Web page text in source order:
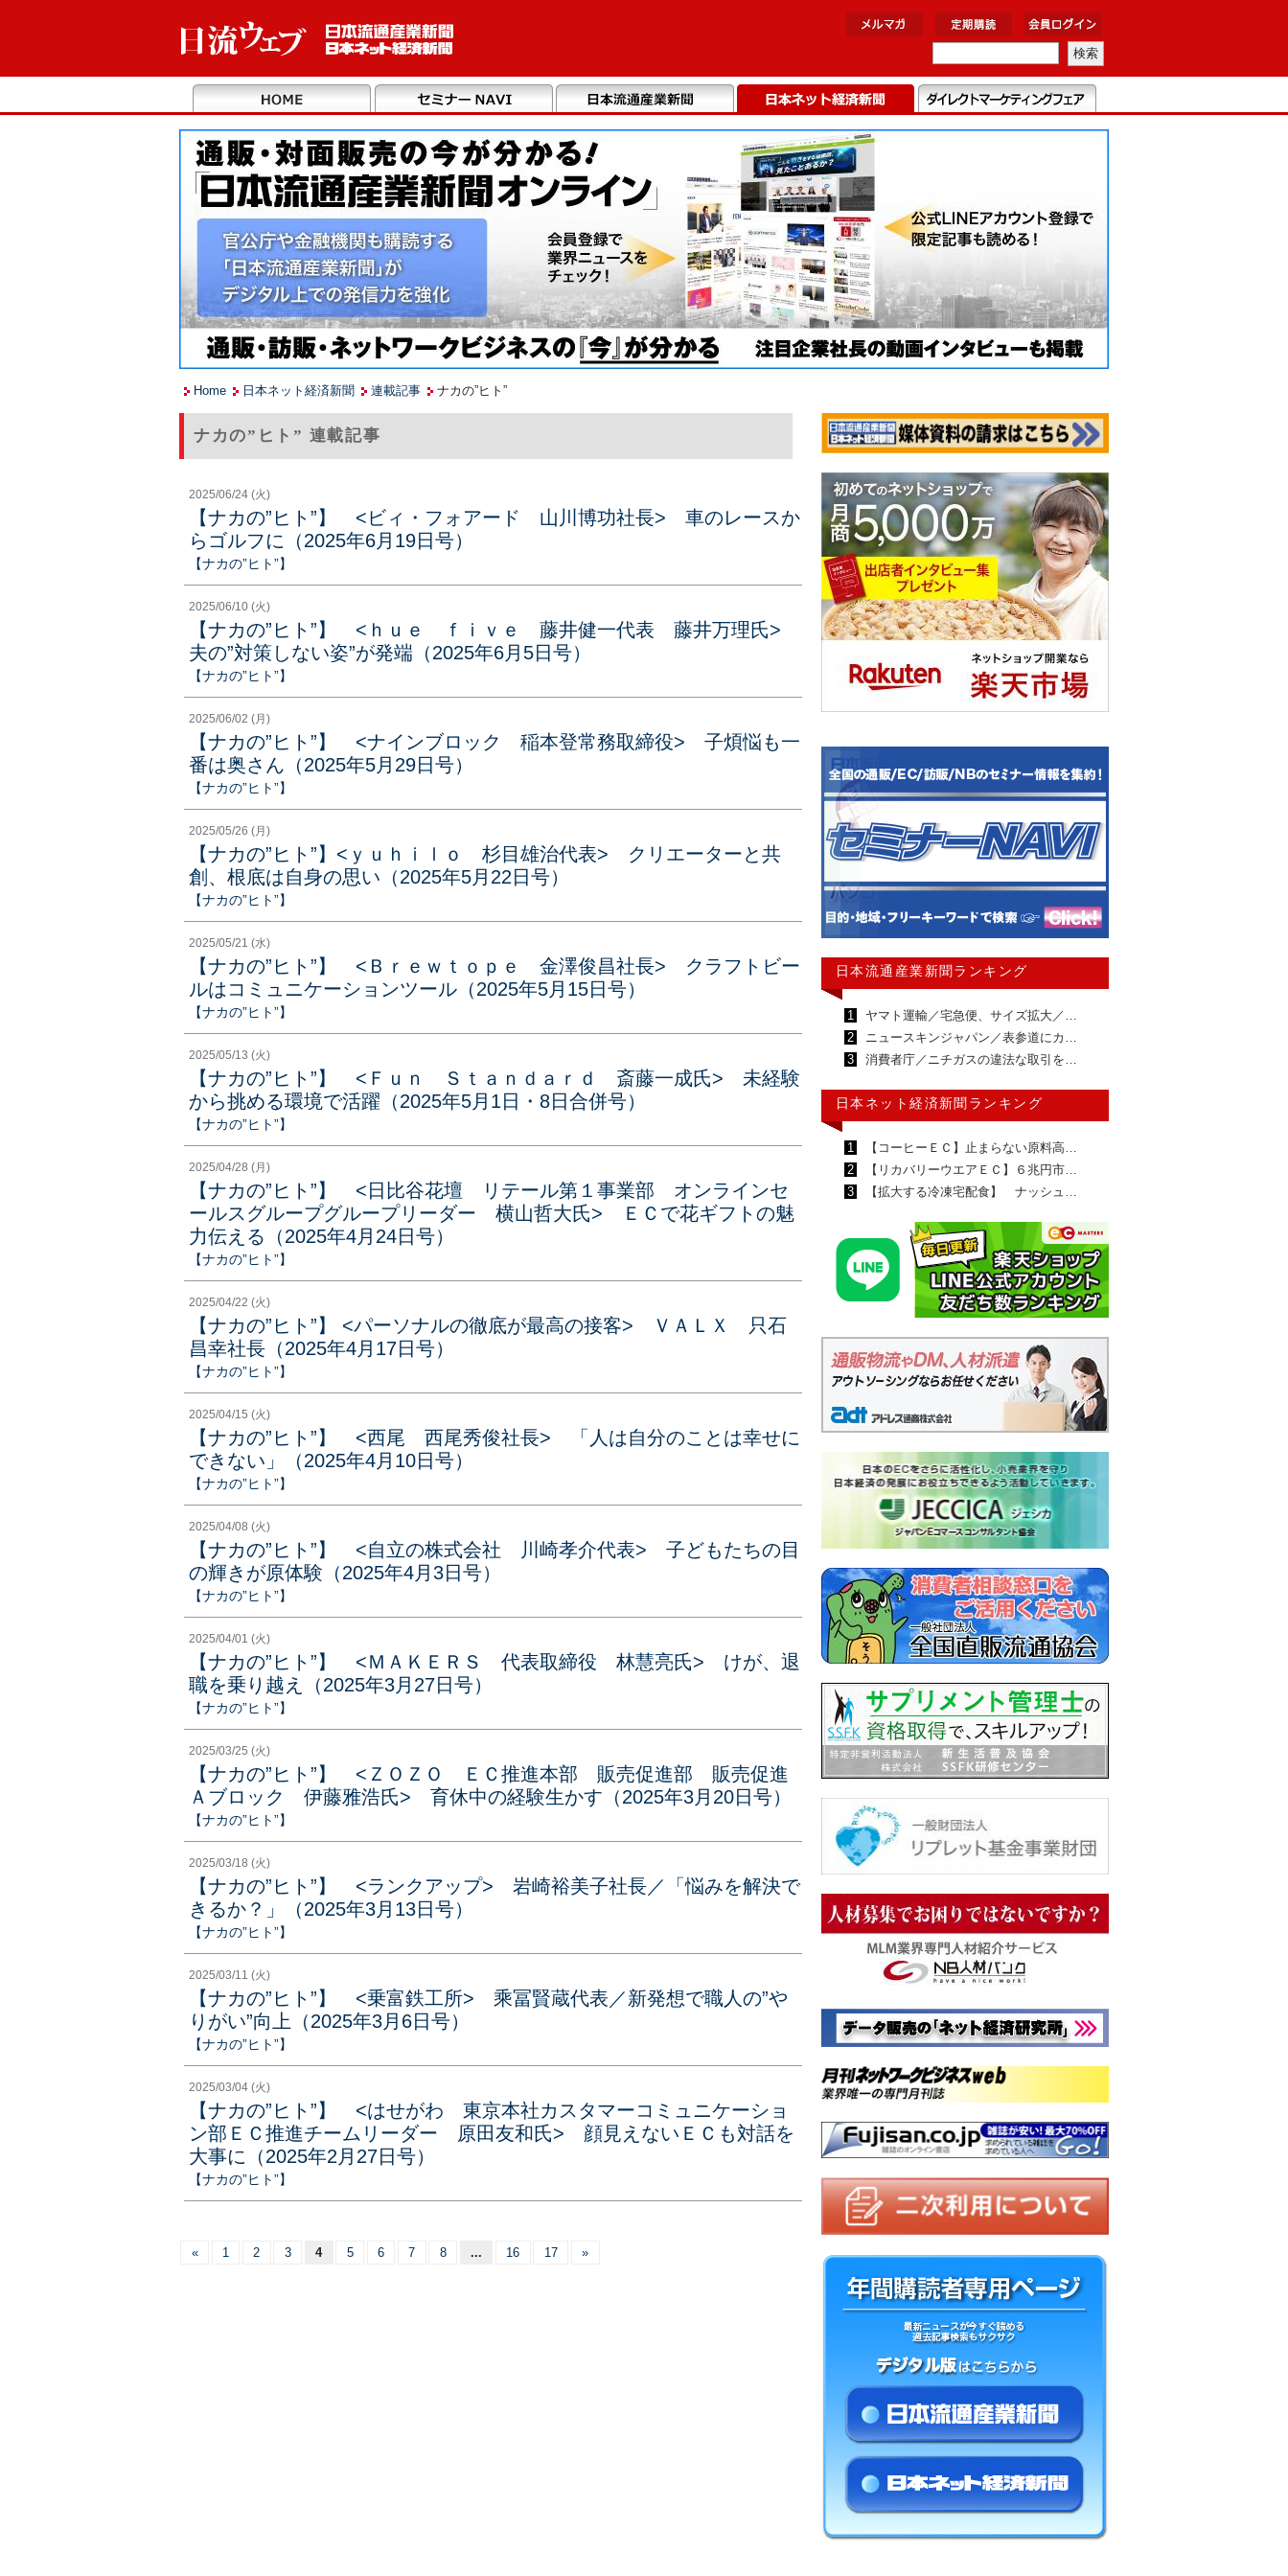
Home 日本ネット経済新聞 連載記事 ナカの”ヒト”
ナカの”ヒト” 連載記事
2025/06/24 (火)
【ナカの”ヒト”】 <ビィ・フォアード 山川博功社長> 車のレースか
らゴルフに（2025年6月19日号）
【ナカの”ヒト”】
2025/06/10 (火)
【ナカの”ヒト”】 <ｈｕｅ ｆｉｖｅ 藤井健一代表 藤井万理氏>
夫の”対策しない姿”が発端（2025年6月5日号）
【ナカの”ヒト”】
2025/06/02 (月)
【ナカの”ヒト”】 <ナインブロック 稲本登常務取締役> 子煩悩も一
番は奥さん（2025年5月29日号）
【ナカの”ヒト”】
2025/05/26 (月)
【ナカの”ヒト”】<ｙｕｈｉｌｏ 杉目雄治代表> クリエーターと共
創、根底は自身の思い（2025年5月22日号）
【ナカの”ヒト”】
2025/05/21 (水)
【ナカの”ヒト”】 <Ｂｒｅｗｔｏｐｅ 金澤俊昌社長> クラフトビー
ルはコミュニケーションツール（2025年5月15日号）
【ナカの”ヒト”】
2025/05/13 (火)
【ナカの”ヒト”】 <Ｆｕｎ Ｓｔａｎｄａｒｄ 斎藤一成氏> 未経験
から挑める環境で活躍（2025年5月1日・8日合併号）
【ナカの”ヒト”】
2025/04/28 (月)
【ナカの”ヒト”】 <日比谷花壇 リテール第１事業部 オンラインセ
ールスグループグループリーダー 横山哲大氏> ＥＣで花ギフトの魅
力伝える（2025年4月24日号）
【ナカの”ヒト”】
2025/04/22 (火)
【ナカの”ヒト”】 <パーソナルの徹底が最高の接客> ＶＡＬＸ 只石
昌幸社長（2025年4月17日号）
【ナカの”ヒト”】
2025/04/15 (火)
【ナカの”ヒト”】 <西尾 西尾秀俊社長> 「人は自分のことは幸せに
できない」（2025年4月10日号）
【ナカの”ヒト”】
2025/04/08 (火)
【ナカの”ヒト”】 <自立の株式会社 川崎孝介代表> 子どもたちの目
の輝きが原体験（2025年4月3日号）
【ナカの”ヒト”】
2025/04/01 (火)
【ナカの”ヒト”】 <ＭＡＫＥＲＳ 代表取締役 林慧亮氏> けが、退
職を乗り越え（2025年3月27日号）
【ナカの”ヒト”】
2025/03/25 (火)
【ナカの”ヒト”】 <ＺＯＺＯ ＥＣ推進本部 販売促進部 販売促進
Ａブロック 伊藤雅浩氏> 育休中の経験生かす（2025年3月20日号）
【ナカの”ヒト”】
2025/03/18 (火)
【ナカの”ヒト”】 <ランクアップ> 岩崎裕美子社長／「悩みを解決で
きるか？」（2025年3月13日号）
【ナカの”ヒト”】
2025/03/11 (火)
【ナカの”ヒト”】 <乗富鉄工所> 乘冨賢蔵代表／新発想で職人の”や
りがい”向上（2025年3月6日号）
【ナカの”ヒト”】
2025/03/04 (火)
【ナカの”ヒト”】 <はせがわ 東京本社カスタマーコミュニケーショ
ン部ＥＣ推進チームリーダー 原田友和氏> 顔見えないＥＣも対話を
大事に（2025年2月27日号）
【ナカの”ヒト”】
« 1 2 3 4 5 6 7 8 ... 16 17 »
日本流通産業新聞ランキング
1
ヤマト運輸／宅急便、サイズ拡大／…
2
ニュースキンジャパン／表参道にカ…
3
消費者庁／ニチガスの違法な取引を…
日本ネット経済新聞ランキング
1
【コーヒーＥＣ】止まらない原料高…
2
【リカバリーウエアＥＣ】６兆円市…
3
【拡大する冷凍宅配食】 ナッシュ…